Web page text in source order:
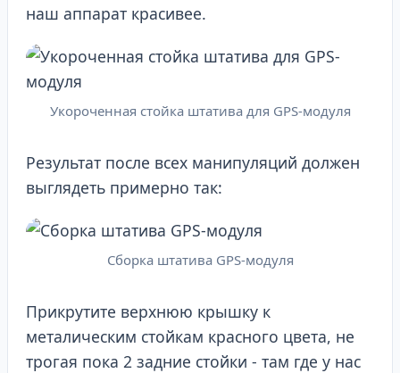
наш аппарат красивее.
Укороченная стойка штатива для GPS-модуля
Результат после всех манипуляций должен
выглядеть примерно так:
Сборка штатива GPS-модуля
Прикрутите верхнюю крышку к
металическим стойкам красного цвета, не
трогая пока 2 задние стойки - там где у нас